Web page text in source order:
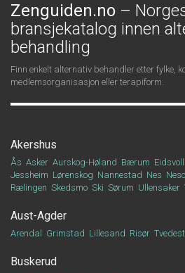
Zenguiden.no –
bransjekatalog innen
behandling
Finn enkelt alternativ behandler etter fylke,
medlemsorganisasjon eller terapiform.
Akershus
Ås Asker Aurskog-Høland Bærum Eidsvoll
Jessheim Lørenskog Nannestad Nes
Rælingen Skedsmo Ski Sørum Ullensaker
Aust-Agder
Arendal Grimstad Lillesand Risør
Buskerud